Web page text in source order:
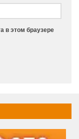
в этом браузере